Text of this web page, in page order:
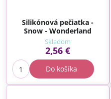
Silikónová pečiatka -
Snow - Wonderland
Skladom
2,56 €
Do košíka